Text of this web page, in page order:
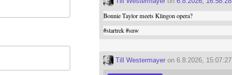
Bonnie Taylor meets Klingon opera?
#startrek #snw
Till Westermayer on 6.8.2026, 15:07:27